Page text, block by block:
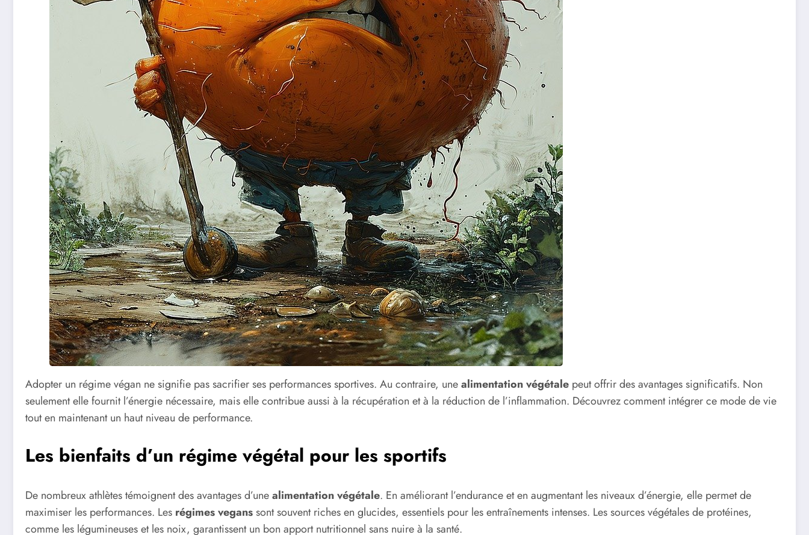
Adopter un régime végan ne signifie pas sacrifier ses performances sportives. Au contraire, unealimentation végétale peut offrir des avantages significatifs. Non
seulement elle fournit l’énergie nécessaire, mais elle contribue aussi à la récupération et à la réduction de l’inflammation. Découvrez comment intégrer ce mode de vie
tout en maintenant un haut niveau de performance.
Les bienfaits d’un régime végétal pour les sportifs
De nombreux athlètes témoignent des avantages d’unealimentation végétale. En améliorant l’endurance et en augmentant les niveaux d’énergie, elle permet de
maximiser les performances. Les régimes veganssont souvent riches en glucides, essentiels pour les entraînements intenses. Les sources végétales de protéines,
comme les légumineuses et les noix, garantissent un bon apport nutritionnel sans nuire à la santé.